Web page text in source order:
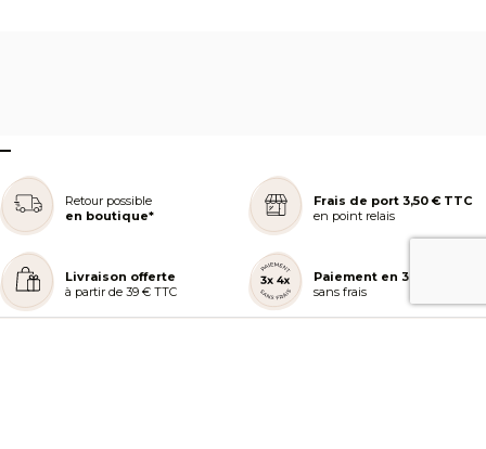
–
Retour possible
en boutique*
Frais de port 3,50 € TTC
en point relais
Livraison offerte
à partir de 39 € TTC
Paiement en 3 ou 4x
sans frais